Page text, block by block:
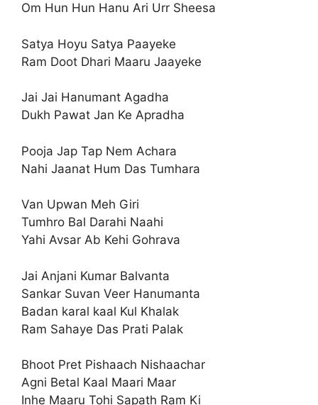
Om Hun Hun Hanu Ari Urr Sheesa
Satya Hoyu Satya Paayeke
Ram Doot Dhari Maaru Jaayeke
Jai Jai Hanumant Agadha
Dukh Pawat Jan Ke Apradha
Pooja Jap Tap Nem Achara
Nahi Jaanat Hum Das Tumhara
Van Upwan Meh Giri
Tumhro Bal Darahi Naahi
Yahi Avsar Ab Kehi Gohrava
Jai Anjani Kumar Balvanta
Sankar Suvan Veer Hanumanta
Badan karal kaal Kul Khalak
Ram Sahaye Das Prati Palak
Bhoot Pret Pishaach Nishaachar
Agni Betal Kaal Maari Maar
Inhe Maaru Tohi Sapath Ram Ki